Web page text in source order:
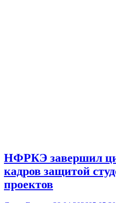
НФРКЭ завершил
кадров защитой
проектов